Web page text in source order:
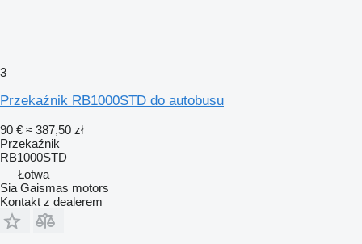
3
Przekaźnik RB1000STD do autobusu
90 € ≈ 387,50 zł
Przekaźnik
RB1000STD
Łotwa
Sia Gaismas motors
Kontakt z dealerem